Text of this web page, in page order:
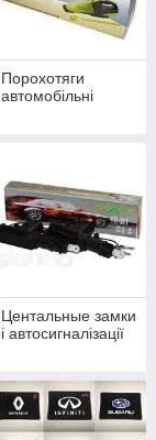
Порохотяги
автомобільні
Центальные замки
і автосигналізації